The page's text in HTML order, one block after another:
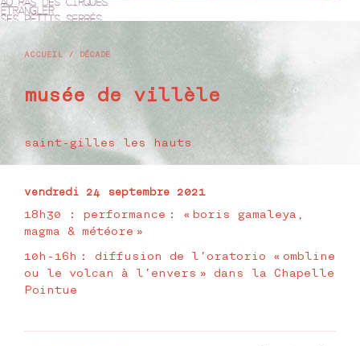
ACCUEIL / DÉCADE
musée de villèle
saint-gilles les hauts
vendredi 24 septembre 2021
18h30 : performance : « boris gamaleya,
magma & météore »
10h-16h : diffusion de l’oratorio « ombline
ou le volcan à l’envers » dans la Chapelle
Pointue